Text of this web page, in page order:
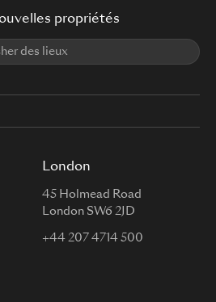
London
45 Holmead Road
London SW6 2JD
+44 207 4714 500
propriétés